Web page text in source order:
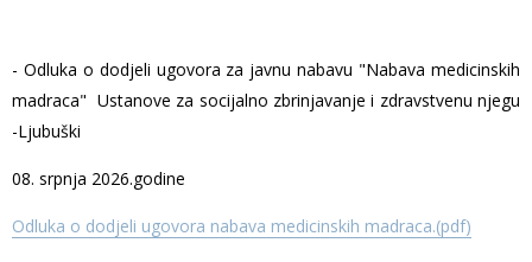
- Odluka o dodjeli ugovora za javnu nabavu "Nabava medicinskih
madraca" Ustanove za socijalno zbrinjavanje i zdravstvenu njegu
-Ljubuški
08. srpnja 2026.godine
Odluka o dodjeli ugovora nabava medicinskih madraca.(pdf)